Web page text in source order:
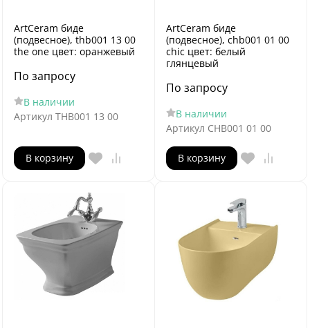
ArtCeram биде
(подвесное), thb001 13 00
the one цвет: оранжевый
По запросу
В наличии
Артикул THB001 13 00
В корзину
ArtCeram биде
(подвесное), chb001 01 00
chic цвет: белый
глянцевый
По запросу
В наличии
Артикул CHB001 01 00
В корзину